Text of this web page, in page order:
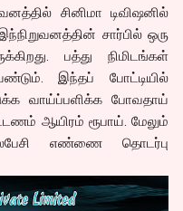
சினிமா டிவிஷனில்
சார்பில் ஒரு
பத்து நிமிடங்கள்
இந்தப் போட்டியில்
வாய்ப்பளிக்க போவதாய்
ஆயிரம் ரூபாய். மேலும்
எண்ணை தொடர்பு